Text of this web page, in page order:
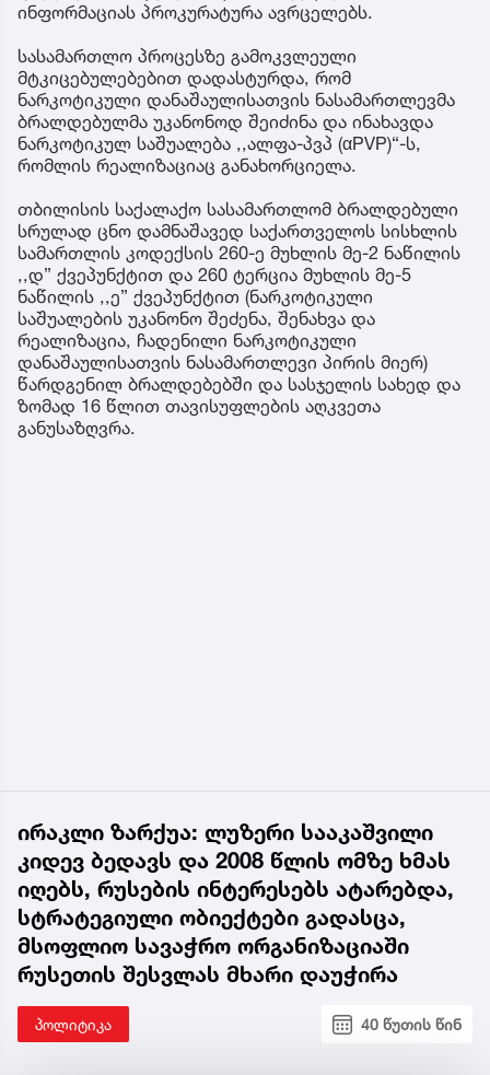
ინფორმაციას პროკურატურა ავრცელებს.
სასამართლო პროცესზე გამოკვლეული
მტკიცებულებებით დადასტურდა, რომ
ნარკოტიკული დანაშაულისათვის ნასამართლევმა
ბრალდებულმა უკანონოდ შეიძინა და ინახავდა
ნარკოტიკულ საშუალება ,,ალფა-პვპ (αPVP)“-ს,
რომლის რეალიზაციაც განახორციელა.
თბილისის საქალაქო სასამართლომ ბრალდებული
სრულად ცნო დამნაშავედ საქართველოს სისხლის
სამართლის კოდექსის 260-ე მუხლის მე-2 ნაწილის
,,დ” ქვეპუნქტით და 260 ტერცია მუხლის მე-5
ნაწილის ,,ე” ქვეპუნქტით (ნარკოტიკული
საშუალების უკანონო შეძენა, შენახვა და
რეალიზაცია, ჩადენილი ნარკოტიკული
დანაშაულისათვის ნასამართლევი პირის მიერ)
წარდგენილ ბრალდებებში და სასჯელის სახედ და
ზომად 16 წლით თავისუფლების აღკვეთა
განუსაზღვრა.
ირაკლი ზარქუა: ლუზერი სააკაშვილი
კიდევ ბედავს და 2008 წლის ომზე ხმას
იღებს, რუსების ინტერესებს ატარებდა,
სტრატეგიული ობიექტები გადასცა,
მსოფლიო სავაჭრო ორგანიზაციაში
რუსეთის შესვლას მხარი დაუჭირა
პოლიტიკა 40 წუთის წინ